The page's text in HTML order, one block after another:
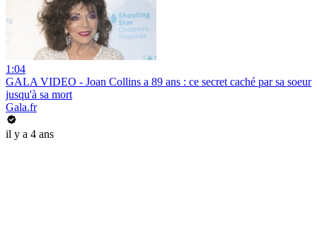
1:04
GALA VIDEO - Joan Collins a 89 ans : ce secret caché par sa soeur
jusqu'à sa mort
Gala.fr
il y a 4 ans